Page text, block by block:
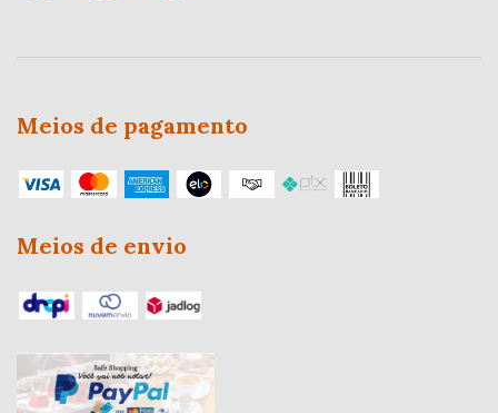
Meios de pagamento
Meios de envio